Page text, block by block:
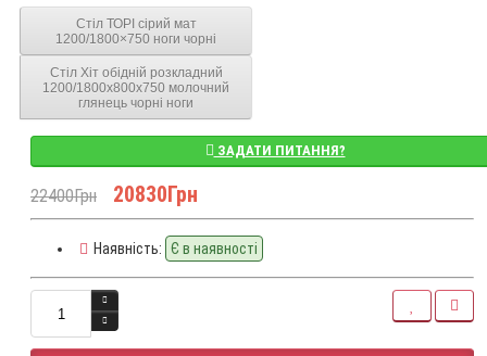
Стіл ТОРІ сірий мат
1200/1800×750 ноги чорні
Стіл Хіт обідній розкладний
1200/1800х800х750 молочний
глянець чорні ноги
ЗАДАТИ ПИТАННЯ?
22400Грн 20830Грн
Наявність: Є в наявності